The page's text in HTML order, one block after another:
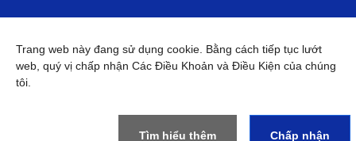
Trang web này đang sử dụng cookie. Bằng cách tiếp tục lướt
web, quý vị chấp nhận Các Điều Khoản và Điều Kiện của chúng
tôi.
Tìm hiểu thêm Chấp nhận